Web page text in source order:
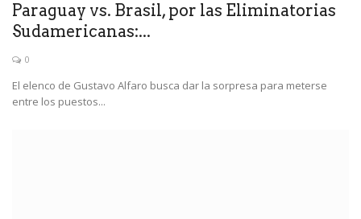
Paraguay vs. Brasil, por las Eliminatorias
Sudamericanas:...
0
El elenco de Gustavo Alfaro busca dar la sorpresa para meterse
entre los puestos...